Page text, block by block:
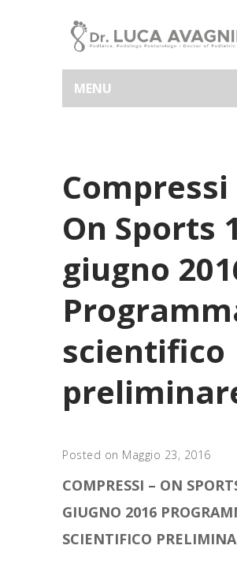
MENU
Compressi
On Sports
giugno
scientifico
Posted on Maggio 23, 2016
COMPRESSI – ON
GIUGNO 2016
SCIENTIFICO